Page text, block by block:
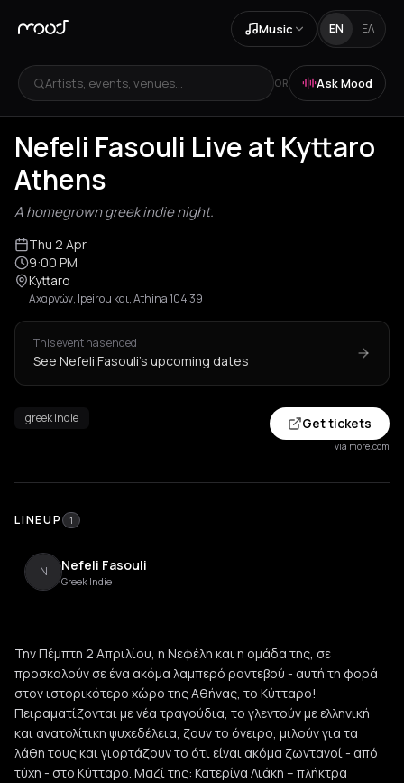
Music EN ΕΛ
Artists, events, venues... OR Ask Mood
Nefeli Fasouli Live at Kyttaro
Athens
A homegrown greek indie night.
Thu 2 Apr
9:00 PM
Kyttaro
Αχαρνών, Ipeirou και, Athina 104 39
This event has ended
See Nefeli Fasouli's upcoming dates
greek indie Get tickets
via more.com
LINEUP 1
N Nefeli Fasouli
Greek Indie
Την Πέμπτη 2 Απριλίου, η Νεφέλη και η ομάδα της, σε
προσκαλούν σε ένα ακόμα λαμπερό ραντεβού - αυτή τη φορά
στον ιστορικότερο χώρο της Αθήνας, το Κύτταρο!
Πειραματίζονται με νέα τραγούδια, το γλεντούν με ελληνική
και ανατολίτικη ψυχεδέλεια, ζουν το όνειρο, μιλούν για τα
λάθη τους και γιορτάζουν το ότι είναι ακόμα ζωντανοί - από
τύχη - στο Κύτταρο. Μαζί της: Κατερίνα Λιάκη – πλήκτρα